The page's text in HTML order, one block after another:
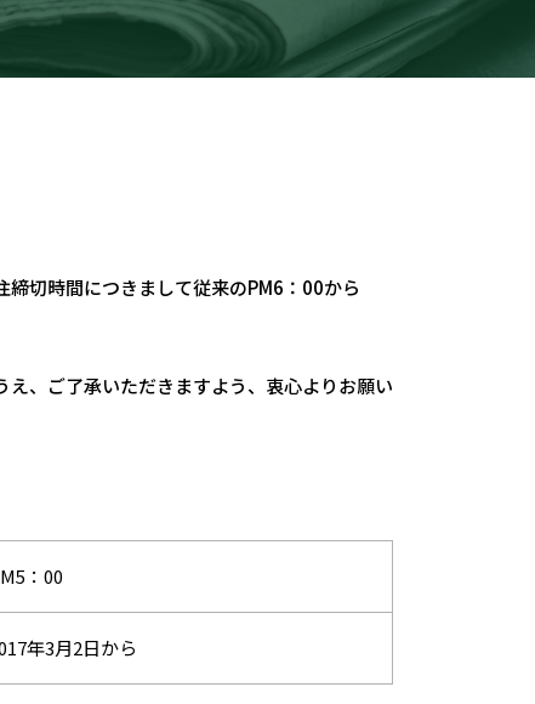
切時間につきまして従来のPM6：00から
、ご了承いただきますよう、衷心よりお願い
：00
年3月2日から